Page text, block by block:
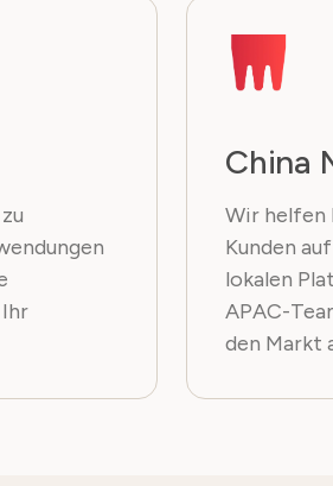
China
Wir helfen
Kunden
lokalen
APAC-
den Markt